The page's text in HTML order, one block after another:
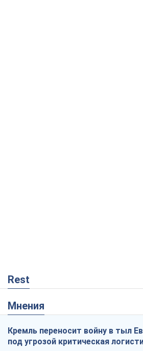
Rest
Мнения
Кремль переносит войну в тыл
под угрозой критическая